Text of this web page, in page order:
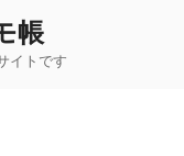
帳
イトです